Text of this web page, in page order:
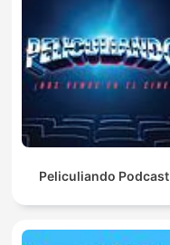
Peliculiando Podcast